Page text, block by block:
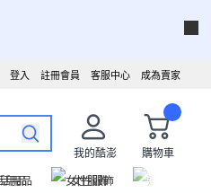
成為賣家
客服中心
註冊會員
登入
我的酷澎
購物車
用品 女性服飾